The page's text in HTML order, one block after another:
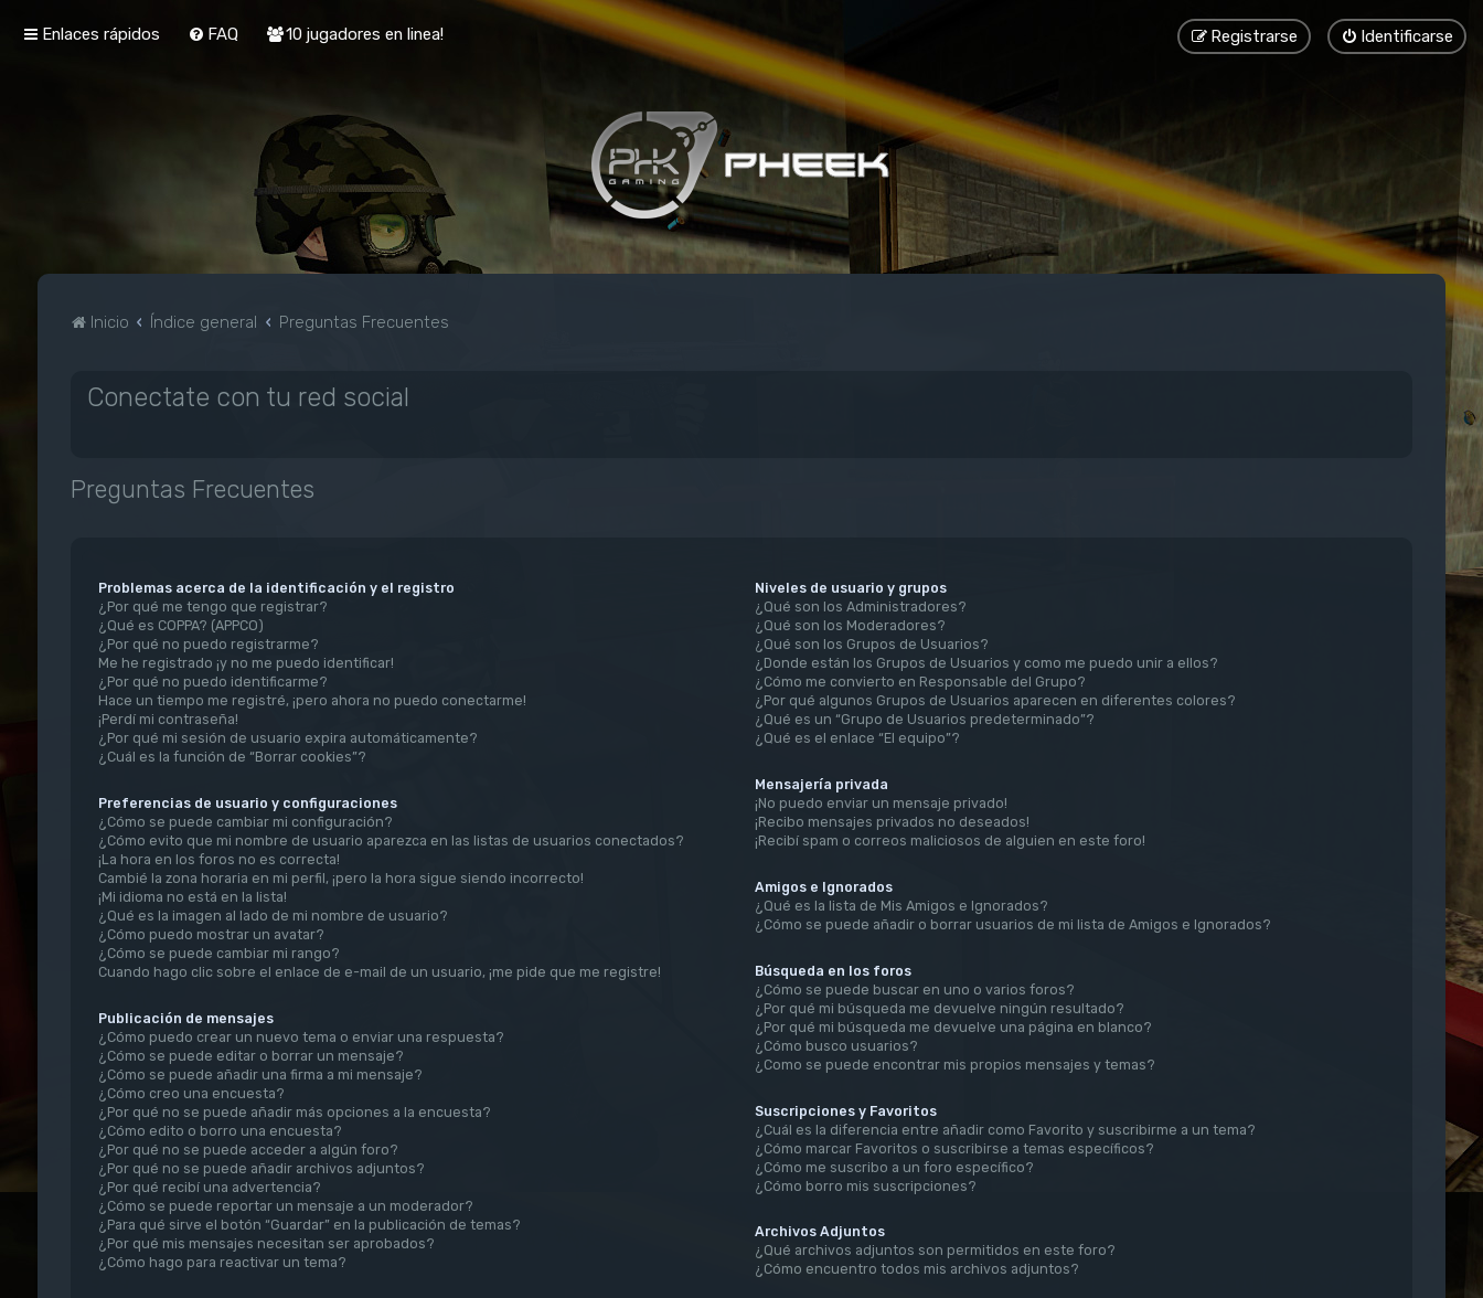
Enlaces rápidos FAQ 10 jugadores en linea! Identificarse
Registrarse
Inicio Índice general Preguntas Frecuentes
Conectate con tu red social
Preguntas Frecuentes
Problemas acerca de la identificación y el registro
¿Por qué me tengo que registrar?
¿Qué es COPPA? (APPCO)
¿Por qué no puedo registrarme?
Me he registrado ¡y no me puedo identificar!
¿Por qué no puedo identificarme?
Hace un tiempo me registré, ¡pero ahora no puedo conectarme!
¡Perdí mi contraseña!
¿Por qué mi sesión de usuario expira automáticamente?
¿Cuál es la función de “Borrar cookies”?
Preferencias de usuario y configuraciones
¿Cómo se puede cambiar mi configuración?
¿Cómo evito que mi nombre de usuario aparezca en las listas de usuarios conectados?
¡La hora en los foros no es correcta!
Cambié la zona horaria en mi perfil, ¡pero la hora sigue siendo incorrecto!
¡Mi idioma no está en la lista!
¿Qué es la imagen al lado de mi nombre de usuario?
¿Cómo puedo mostrar un avatar?
¿Cómo se puede cambiar mi rango?
Cuando hago clic sobre el enlace de e-mail de un usuario, ¡me pide que me registre!
Publicación de mensajes
¿Cómo puedo crear un nuevo tema o enviar una respuesta?
¿Cómo se puede editar o borrar un mensaje?
¿Cómo se puede añadir una firma a mi mensaje?
¿Cómo creo una encuesta?
¿Por qué no se puede añadir más opciones a la encuesta?
¿Cómo edito o borro una encuesta?
¿Por qué no se puede acceder a algún foro?
¿Por qué no se puede añadir archivos adjuntos?
¿Por qué recibí una advertencia?
¿Cómo se puede reportar un mensaje a un moderador?
¿Para qué sirve el botón “Guardar” en la publicación de temas?
¿Por qué mis mensajes necesitan ser aprobados?
¿Cómo hago para reactivar un tema?
Niveles de usuario y grupos
¿Qué son los Administradores?
¿Qué son los Moderadores?
¿Qué son los Grupos de Usuarios?
¿Donde están los Grupos de Usuarios y como me puedo unir a ellos?
¿Cómo me convierto en Responsable del Grupo?
¿Por qué algunos Grupos de Usuarios aparecen en diferentes colores?
¿Qué es un “Grupo de Usuarios predeterminado”?
¿Qué es el enlace “El equipo”?
Mensajería privada
¡No puedo enviar un mensaje privado!
¡Recibo mensajes privados no deseados!
¡Recibí spam o correos maliciosos de alguien en este foro!
Amigos e Ignorados
¿Qué es la lista de Mis Amigos e Ignorados?
¿Cómo se puede añadir o borrar usuarios de mi lista de Amigos e Ignorados?
Búsqueda en los foros
¿Cómo se puede buscar en uno o varios foros?
¿Por qué mi búsqueda me devuelve ningún resultado?
¿Por qué mi búsqueda me devuelve una página en blanco?
¿Cómo busco usuarios?
¿Como se puede encontrar mis propios mensajes y temas?
Suscripciones y Favoritos
¿Cuál es la diferencia entre añadir como Favorito y suscribirme a un tema?
¿Cómo marcar Favoritos o suscribirse a temas específicos?
¿Cómo me suscribo a un foro específico?
¿Cómo borro mis suscripciones?
Archivos Adjuntos
¿Qué archivos adjuntos son permitidos en este foro?
¿Cómo encuentro todos mis archivos adjuntos?